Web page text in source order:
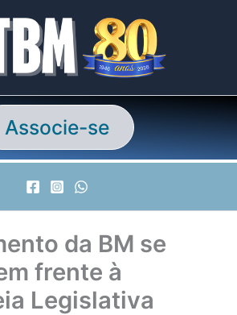
Associe-se
da BM se
frente à
Legislativa